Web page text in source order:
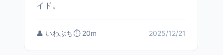
イド。
👤 いわぶち⏱️ 20m 2025/12/21